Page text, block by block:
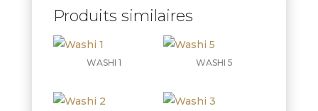
Produits similaires
WASHI 1 WASHI 5